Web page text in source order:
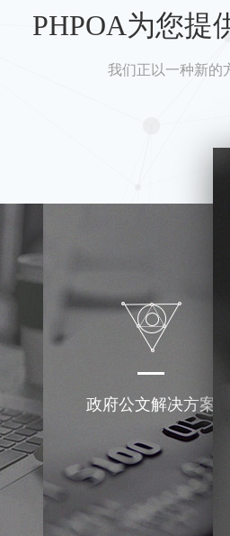
PHPOA为您提
我们正以一种新的
政府公文解决方案